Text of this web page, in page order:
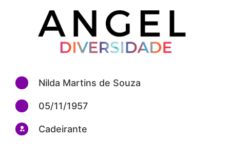
Nilda Martins de Souza
05/11/1957
Cadeirante